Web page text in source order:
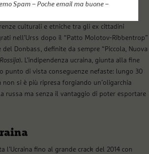
formazione di un gran numero di famiglie
che conservava forti tratti di disomogeneità.
culturali e etniche tra gli ex cittadini
nell’Urss dopo il “Patto Molotov-Ribbentrop”
Donbass, definite da sempre “Piccola, Nuova
). L’indipendenza ucraina, giunta alla fine
punto di vista conseguenze nefaste: lungo 30
non si è più ripresa forgiando un’oligarchia
russa ma senza il vantaggio di poter esportare
l’Ucraina fino al grande crack del 2014 con
Spam – Poche email ma buone –